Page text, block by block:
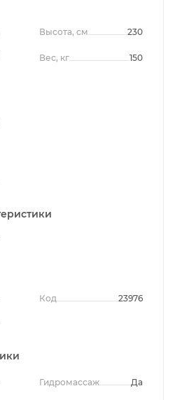
Высота, см 230
Вес, кг 150
Код 23976
Гидромассаж Да